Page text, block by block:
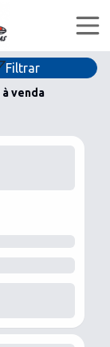
Filtrar
venda